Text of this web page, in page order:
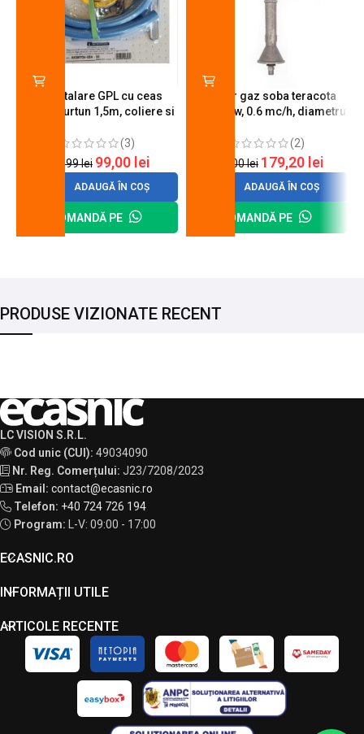
Kit instalare GPL cu ceas
butelie, furtun 1,5m, coliere si
(3)
120,99lei 99,00 lei
ADAUGĂ ÎN COȘ
COMANDĂ PE
Arzator gaz soba teracota
A600, 6 kw, 0.6 mc/h, diametru
(2)
200,00lei 179,20 lei
ADAUGĂ ÎN COȘ
COMANDĂ PE
PRODUSE VIZIONATE RECENT
LC VISION S.R.L.
Cod unic (CUI): 49034090
Nr. Reg. Comerțului: J23/7208/2023
Email: contact@ecasnic.ro
Telefon: +40 724 726 194
Program:
L-V: 09:00 - 17:00
ECASNIC.RO
INFORMAȚII UTILE
ARTICOLE RECENTE